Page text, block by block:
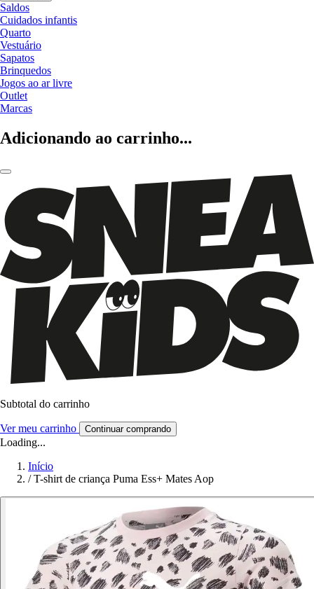
Saldos
Cuidados infantis
Quarto
Vestuário
Sapatos
Brinquedos
Jogos ao ar livre
Outlet
Marcas
Adicionando ao carrinho...
Subtotal do carrinho
Ver meu carrinho Continuar comprando
Loading...
Início
/ T-shirt de criança Puma Ess+ Mates Aop